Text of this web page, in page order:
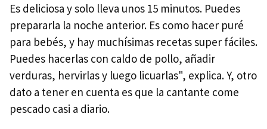
Es deliciosa y solo lleva unos 15 minutos. Puedes
prepararla la noche anterior. Es como hacer puré
para bebés, y hay muchísimas recetas super fáciles.
Puedes hacerlas con caldo de pollo, añadir
verduras, hervirlas y luego licuarlas", explica. Y, otro
dato a tener en cuenta es que la cantante come
pescado casi a diario.